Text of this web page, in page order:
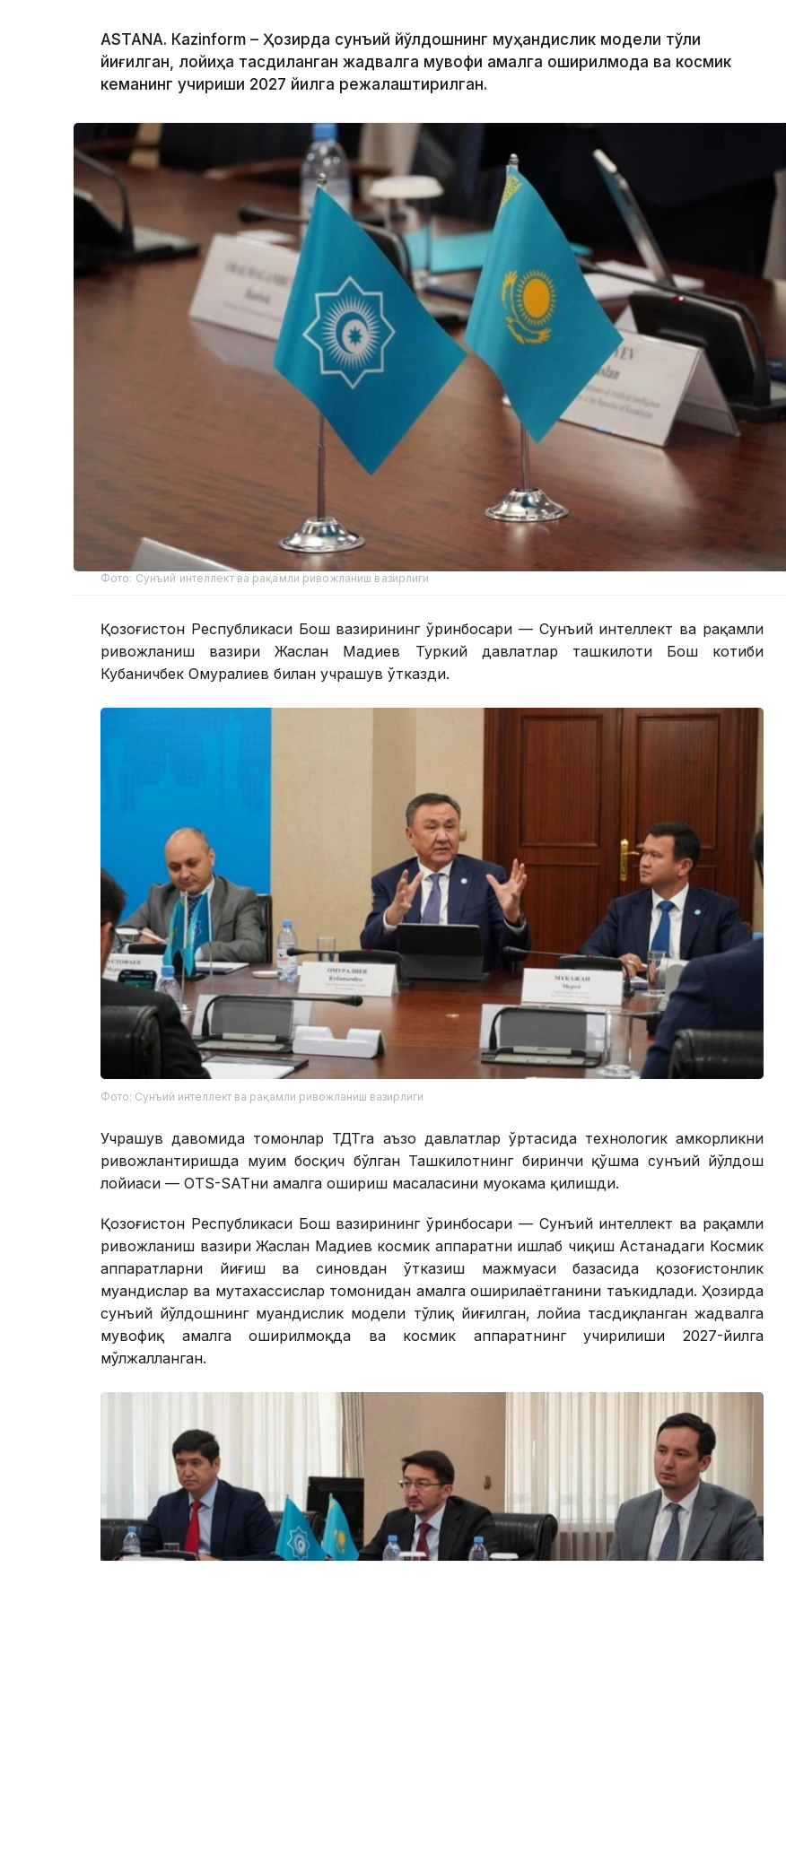
ASTANА. Кazinform – Ҳозирда сунъий йўлдошнинг муҳандислик модели тўлиқ
йиғилган, лойиҳа тасдиқланган жадвалга мувофиқ амалга оширилмоқда ва космик
кеманинг учириши 2027 йилга режалаштирилган.
Фото: Сунъий интеллект ва рақамли ривожланиш вазирлиги
Қозоғистон Республикаси Бош вазирининг ўринбосари — Сунъий интеллект ва рақамли
ривожланиш вазири Жаслан Мадиев Туркий давлатлар ташкилоти Бош котиби
Кубаничбек Омуралиев билан учрашув ўтказди.
Фото: Сунъий интеллект ва рақамли ривожланиш вазирлиги
Учрашув давомида томонлар ТДТга аъзо давлатлар ўртасида технологик ҳамкорликни
ривожлантиришда муҳим босқич бўлган Ташкилотнинг биринчи қўшма сунъий йўлдош
лойиҳаси — OTS-SATни амалга ошириш масаласини муҳокама қилишди.
Қозоғистон Республикаси Бош вазирининг ўринбосари — Сунъий интеллект ва рақамли
ривожланиш вазири Жаслан Мадиев космик аппаратни ишлаб чиқиш Астанадаги Космик
аппаратларни йиғиш ва синовдан ўтказиш мажмуаси базасида қозоғистонлик
муҳандислар ва мутахассислар томонидан амалга оширилаётганини таъкидлади. Ҳозирда
сунъий йўлдошнинг муҳандислик модели тўлиқ йиғилган, лойиҳа тасдиқланган жадвалга
мувофиқ амалга оширилмоқда ва космик аппаратнинг учирилиши 2027-йилга
мўлжалланган.